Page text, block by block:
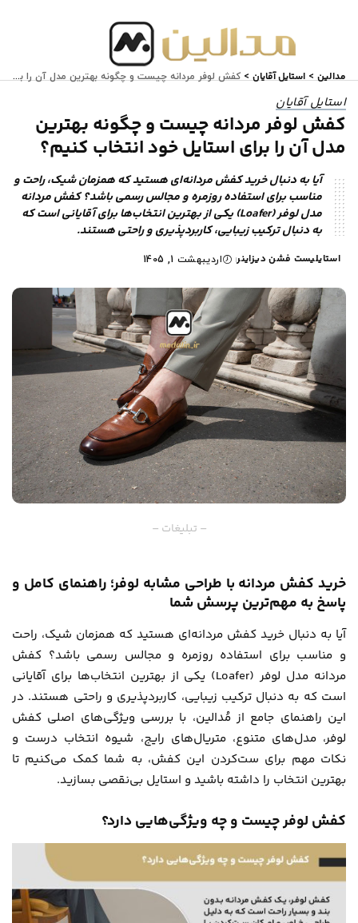
مدالین > استایل آقایان > کفش لوفر مردانه چیست و چگونه بهترین مدل ‌آن را برای استایل خود انتخاب کنیم؟
استایل آقایان
کفش لوفر مردانه چیست و چگونه بهترین
مدل ‌آن را برای استایل خود انتخاب کنیم؟
آیا به دنبال خرید کفش مردانه‌ای هستید که همزمان شیک، راحت و
مناسب برای استفاده روزمره و مجالس رسمی باشد؟ کفش مردانه
مدل لوفر (Loafer) یکی از بهترین انتخاب‌ها برای آقایانی است که
به دنبال ترکیب زیبایی، کاربردپذیری و راحتی هستند.
استایلیست فشن دیزاینر اردیبهشت 1, 1405
– تبلیغات –
خرید کفش مردانه با طراحی مشابه لوفر؛ راهنمای کامل و
پاسخ به مهم‌ترین پرسش شما
آیا به دنبال خرید کفش مردانه‌ای هستید که همزمان شیک، راحت
و مناسب برای استفاده روزمره و مجالس رسمی باشد؟ کفش
مردانه مدل لوفر (Loafer) یکی از بهترین انتخاب‌ها برای آقایانی
است که به دنبال ترکیب زیبایی، کاربردپذیری و راحتی هستند. در
این راهنمای جامع ازمُدالین، با بررسی ویژگی‌های اصلی کفش
لوفر، مدل‌های متنوع، متریال‌های رایج، شیوه انتخاب درست و
نکات مهم برای ست‌کردن این کفش، به شما کمک می‌کنیم تا
بهترین انتخاب را داشته باشید و استایل بی‌نقصی بسازید.
کفش لوفر چیست و چه ویژگی‌هایی دارد؟